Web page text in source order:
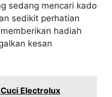
sedang mencari kado
sedikit perhatian
hadiah
kesan
Electrolux